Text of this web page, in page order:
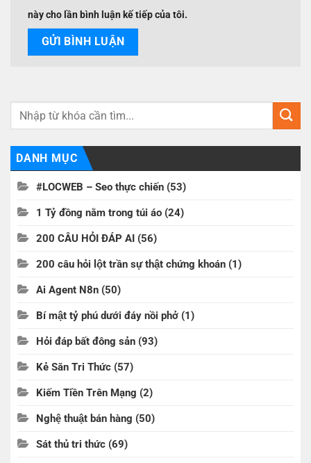
này cho lần bình luận kế tiếp của tôi.
DANH MỤC
#LOCWEB – Seo thực chiến (53)
1 Tỷ đồng nằm trong túi áo (24)
200 CÂU HỎI ĐÁP AI (56)
200 câu hỏi lột trần sự thật chứng khoán (1)
Ai Agent N8n (50)
Bí mật tỷ phú dưới đáy nồi phở (1)
Hỏi đáp bất đông sản (93)
Kẻ Săn Tri Thức (57)
Kiếm Tiền Trên Mạng (2)
Nghệ thuật bán hàng (50)
Sát thủ tri thức (69)